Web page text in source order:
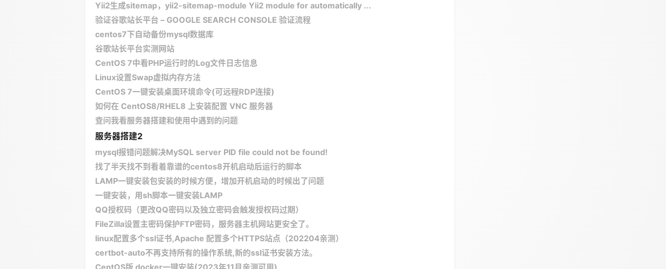
Yii2生成sitemap，yii2-sitemap-module Yii2 module for automatically ...
验证谷歌站长平台 – GOOGLE SEARCH CONSOLE 验证流程
centos7下自动备份mysql数据库
谷歌站长平台实测网站
CentOS 7中看PHP运行时的Log文件日志信息
Linux设置Swap虚拟内存方法
CentOS 7一键安装桌面环境命令(可远程RDP连接)
如何在 CentOS8/RHEL8 上安装配置 VNC 服务器
查问我看服务器搭建和使用中遇到的问题
服务器搭建2
mysql报错问题解决MySQL server PID file could not be found!
找了半天找不到看着靠谱的centos8开机启动后运行的脚本
LAMP一键安装包安装的时候方便，增加开机启动的时候出了问题
一键安装，用sh脚本一键安装LAMP
QQ授权码（更改QQ密码以及独立密码会触发授权码过期）
FileZilla设置主密码保护FTP密码，服务器主机网站更安全了。
linux配置多个ssl证书,Apache 配置多个HTTPS站点（202204亲测）
certbot-auto不再支持所有的操作系统,新的ssl证书安装方法。
CentOS版 docker一键安装(2023年11月亲测可用)